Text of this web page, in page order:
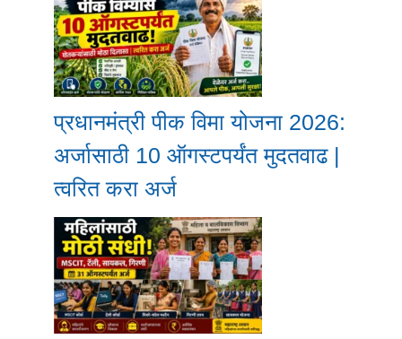
प्रधानमंत्री पीक विमा योजना 2026:
अर्जासाठी 10 ऑगस्टपर्यंत मुदतवाढ |
त्वरित करा अर्ज